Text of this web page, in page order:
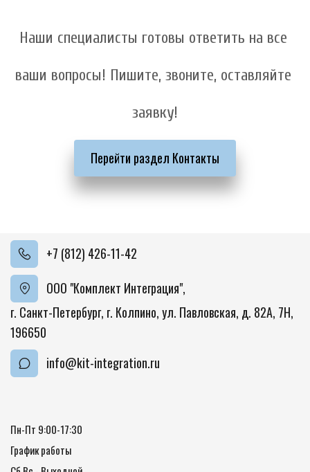
Наши специалисты готовы ответить на все
ваши вопросы! Пишите, звоните, оставляйте
заявку!
Перейти раздел Контакты
ООО "Комплект Интеграция",
г. Санкт-Петербург, г. Колпино,ул. Павловская, д. 82А, 7Н,
196650
+7 (812) 426-11-42
info@kit-integration.ru
Пн-Пт 9:00-17:30
График работы